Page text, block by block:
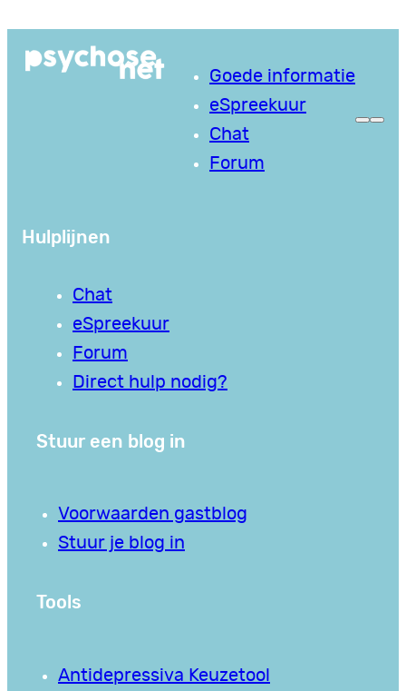
naar
Goede informatie
eSpreekuur
Chat
Forum
Hulplijnen
Chat
eSpreekuur
Forum
Direct hulp nodig?
Stuur een blog in
Voorwaarden gastblog
Stuur je blog in
Tools
Antidepressiva Keuzetool